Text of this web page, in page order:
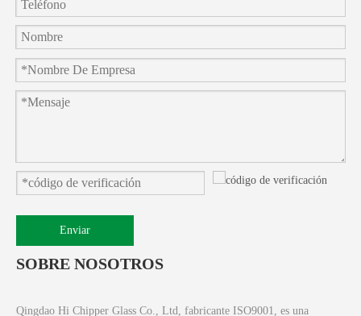
Enviar
SOBRE NOSOTROS
Qingdao Hi Chipper Glass Co., Ltd, fabricante ISO9001, es una